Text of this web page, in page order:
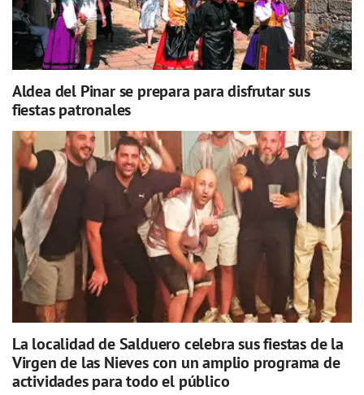
Aldea del Pinar se prepara para disfrutar sus
fiestas patronales
La localidad de Salduero celebra sus fiestas de la
Virgen de las Nieves con un amplio programa de
actividades para todo el público